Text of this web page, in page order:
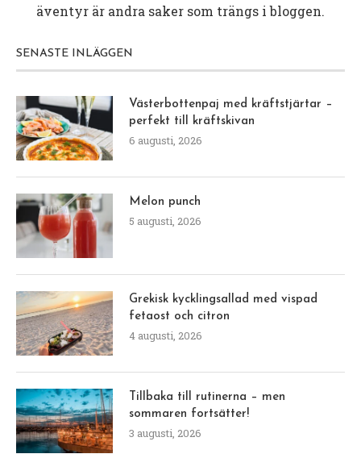
äventyr är andra saker som trängs i bloggen.
SENASTE INLÄGGEN
Västerbottenpaj med kräftstjärtar –
perfekt till kräftskivan
6 augusti, 2026
Melon punch
5 augusti, 2026
Grekisk kycklingsallad med vispad
fetaost och citron
4 augusti, 2026
Tillbaka till rutinerna – men
sommaren fortsätter!
3 augusti, 2026